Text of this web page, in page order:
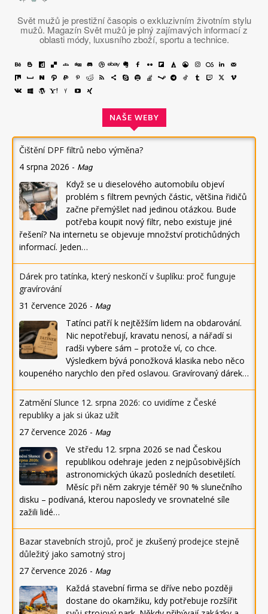
Svět mužů je prestižní časopis o exkluzivním životním stylu
mužů. Magazín Svět mužů je plný zajímavých informací z
oblasti módy, luxusního zboží, sportu a technice.
NAŠE WEBY
Čištění DPF filtrů nebo výměna?
4 srpna 2026 - Mag
Když se u dieselového automobilu objeví
problém s filtrem pevných částic, většina řidičů
začne přemýšlet nad jedinou otázkou. Bude
potřeba koupit nový filtr, nebo existuje jiné
řešení? Na internetu se objevuje množství protichůdných
informací. Jeden…
Dárek pro tatínka, který neskončí v šuplíku: proč funguje
gravírování
31 července 2026 - Mag
Tatínci patří k nejtěžším lidem na obdarování.
Nic nepotřebují, kravatu nenosí, a nářadí si
radši vybere sám – protože ví, co chce.
Výsledkem bývá ponožková klasika nebo něco
koupeného narychlo den před oslavou. Gravírovaný dárek…
Zatmění Slunce 12. srpna 2026: co uvidíme z České
republiky a jak si úkaz užít
27 července 2026 - Mag
Ve středu 12. srpna 2026 se nad Českou
republikou odehraje jeden z nejpůsobivějších
astronomických úkazů posledních desetiletí.
Měsíc při něm zakryje téměř 90 % slunečního
disku – podívaná, kterou naposledy ve srovnatelné síle
zažili lidé…
Bazar stavebních strojů, proč je zkušený prodejce stejně
důležitý jako samotný stroj
27 července 2026 - Mag
Každá stavební firma se dříve nebo později
dostane do okamžiku, kdy potřebuje rozšířit